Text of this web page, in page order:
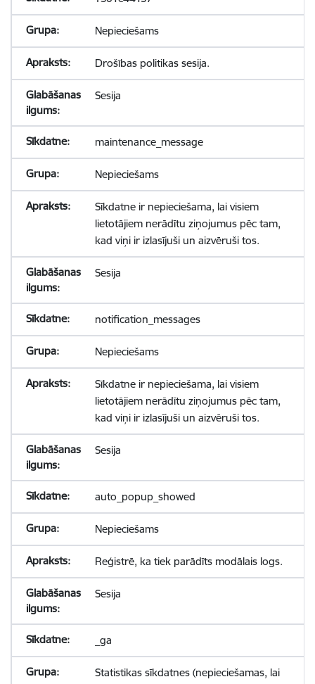
Nepieciešams
Drošības politikas sesija.
Sesija
maintenance_message
Nepieciešams
Sīkdatne ir nepieciešama, lai visiem
lietotājiem nerādītu ziņojumus pēc tam,
kad viņi ir izlasījuši un aizvēruši tos.
Sesija
notification_messages
Nepieciešams
Sīkdatne ir nepieciešama, lai visiem
lietotājiem nerādītu ziņojumus pēc tam,
kad viņi ir izlasījuši un aizvēruši tos.
Sesija
auto_popup_showed
Nepieciešams
Reģistrē, ka tiek parādīts modālais logs.
Sesija
_ga
Statistikas sīkdatnes (nepieciešamas, lai